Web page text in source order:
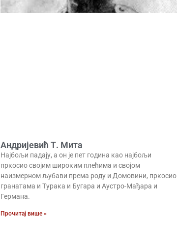
Андријевић Т. Мита
Најбољи падају, а он је пет година као најбољи
пркосио својим широким плећима и својом
наизмерном љубави према роду и Домовини, пркосио
гранатама и Турака и Бугара и Аустро-Мађара и
Германа.
Прочитај више »